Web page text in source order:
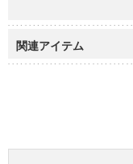
関連アイテム